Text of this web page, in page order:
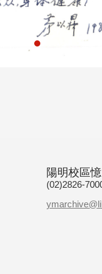
陽明校區
(02)2826-